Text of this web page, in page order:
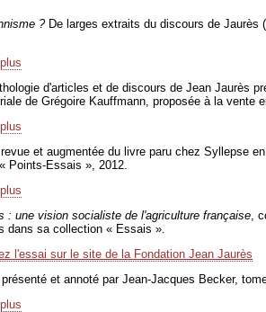
?De larges extraits du discours de Jaurès
d'articles et de discours de Jean Jaurès
de Grégoire Kauffmann, proposée à la vente
et augmentée du livre paru chez Syllepse
Points-Essais », 2012.
: une vision socialiste de l'agriculture française,
dans sa collection « Essais ».
l'essai sur le site de la Fondation Jean Jaurès
et annoté par Jean-Jacques Becker,